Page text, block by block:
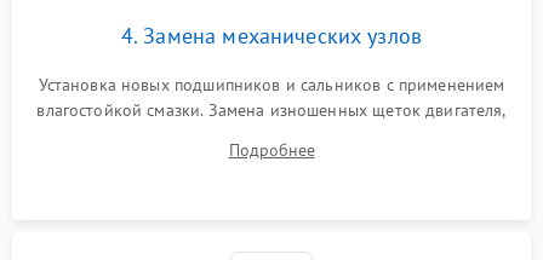
4. Замена механических узлов
Установка новых подшипников и сальников с применением
влагостойкой смазки. Замена изношенных щеток двигателя,
или поврежденной резиновой манжеты.
Подробнее